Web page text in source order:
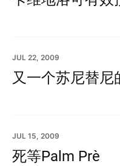
JUL 22, 2009
又一个苏尼替
JUL 15, 2009
死等Palm Pre？